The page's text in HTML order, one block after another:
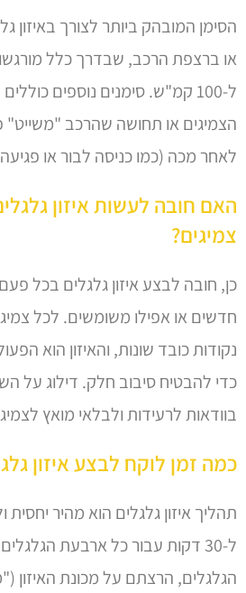
הסימן המובהק ביותר לצורך באיזון
ל-100 קמ"ש. סימנים נוספים
הצמיגים או תחושה שהרכב "משייט"
לאחר מכה (כמו כניסה לבור או
האם חובה לעשות איזון
צמיגים?
כן, חובה לבצע איזון גלגלים בכל
חדשים או אפילו משומשים. לכל
נקודות כובד שונות, והאיזון הוא
כדי להבטיח סיבוב חלק. דילוג על
בוודאות לרעידות ולבלאי מואץ
כמה זמן לוקח לבצע איזון
ל-30 דקות עבור כל ארבעת
הגלגלים, הרצתם על מכונת האיזון